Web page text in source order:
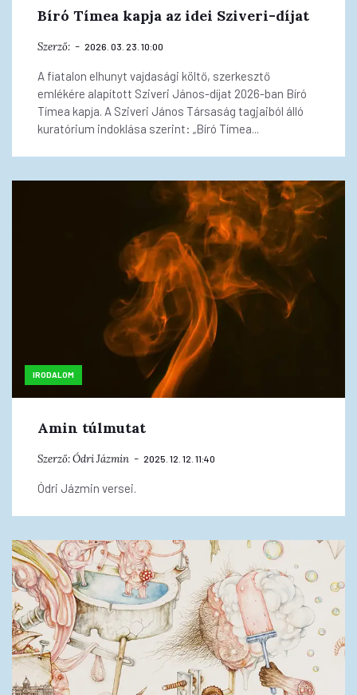
Bíró Tímea kapja az idei Sziveri-díjat
Szerző: 2026. 03. 23. 10:00
A fiatalon elhunyt vajdasági költő, szerkesztő
emlékére alapított Sziveri János-díjat 2026-ban Bíró
Tímea kapja. A Sziveri János Társaság tagjaiból álló
kuratórium indoklása szerint: „Bíró Tímea...
IRODALOM
Amin túlmutat
Szerző:Ódri Jázmin 2025. 12. 12. 11:40
Ódri Jázmin versei.